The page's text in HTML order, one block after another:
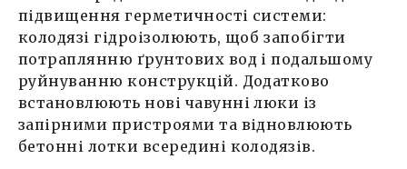
підвищення герметичності системи:
колодязі гідроізолюють, щоб запобігти
потраплянню ґрунтових вод і подальшому
руйнуванню конструкцій. Додатково
встановлюють нові чавунні люки із
запірними пристроями та відновлюють
бетонні лотки всередині колодязів.